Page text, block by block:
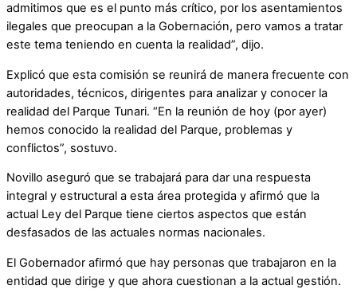
admitimos que es el punto más crítico, por los asentamientos
ilegales que preocupan a la Gobernación, pero vamos a tratar
este tema teniendo en cuenta la realidad”, dijo.
Explicó que esta comisión se reunirá de manera frecuente con
autoridades, técnicos, dirigentes para analizar y conocer la
realidad del Parque Tunari. “En la reunión de hoy (por ayer)
hemos conocido la realidad del Parque, problemas y
conflictos”, sostuvo.
Novillo aseguró que se trabajará para dar una respuesta
integral y estructural a esta área protegida y afirmó que la
actual Ley del Parque tiene ciertos aspectos que están
desfasados de las actuales normas nacionales.
El Gobernador afirmó que hay personas que trabajaron en la
entidad que dirige y que ahora cuestionan a la actual gestión.